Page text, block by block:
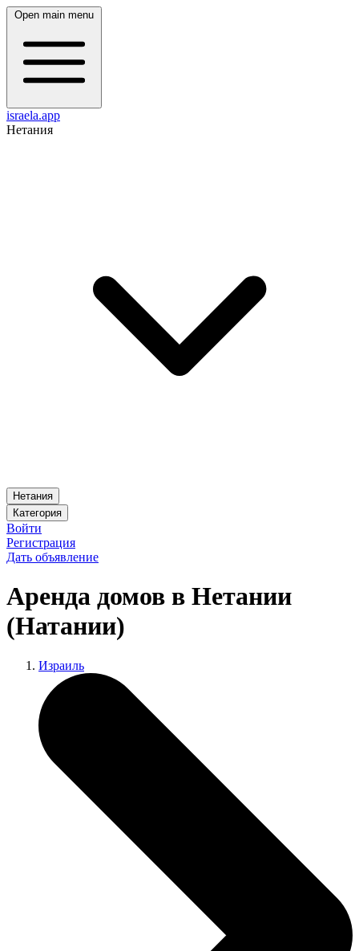
Open main menu
israela.app
Нетания
Нетания
Категория
Войти
Регистрация
Дать объявление
Аренда домов в Нетании
(Натании)
Израиль